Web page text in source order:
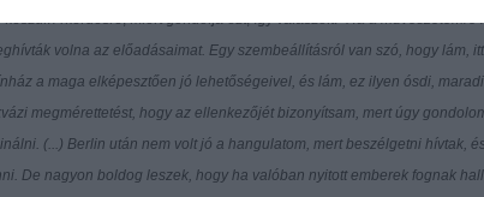
A kérdésre, miért gondolja ezt, így válaszolt:"Ha a művészetemre
volna az előadásaimat. Egy szembeállításról van szó, hogy lám,
a maga elképesztően jó lehetőségeivel, és lám, ez ilyen ósdi,
megmérettetést, hogy az ellenkezőjét bizonyítsam, mert úgy
(...) Berlin után nem volt jó a hangulatom, mert beszélgetni hívtak,
De nagyon boldog leszek, hogy ha valóban nyitott emberek fognak